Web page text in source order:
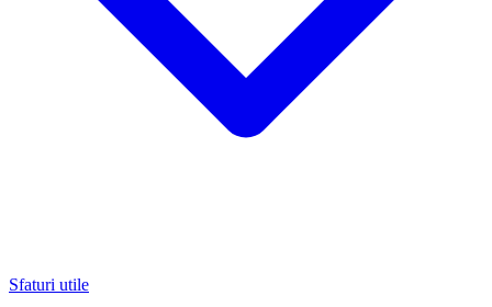
Sfaturi utile